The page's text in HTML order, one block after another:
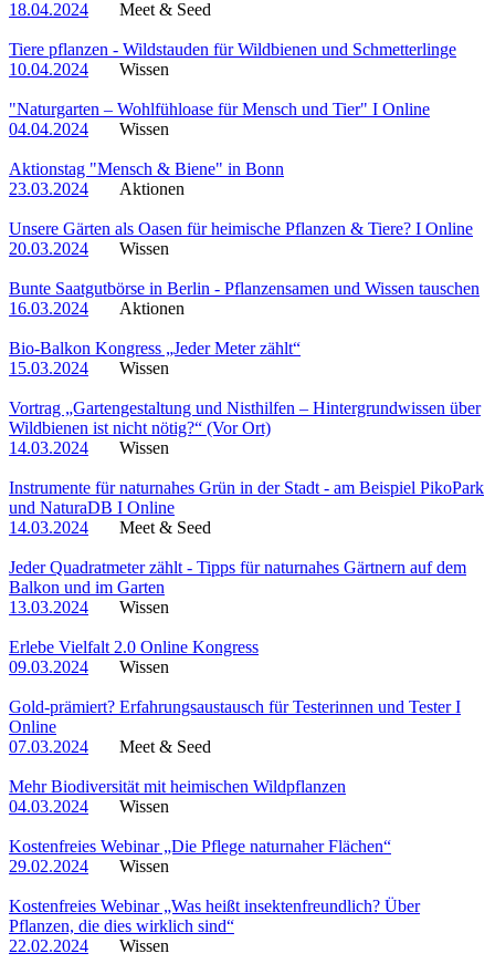
18.04.2024
Meet & Seed
Tiere pflanzen - Wildstauden für Wildbienen und Schmetterlinge
10.04.2024
Wissen
"Naturgarten – Wohlfühloase für Mensch und Tier" I Online
04.04.2024
Wissen
Aktionstag "Mensch & Biene" in Bonn
23.03.2024
Aktionen
Unsere Gärten als Oasen für heimische Pflanzen & Tiere? I Online
20.03.2024
Wissen
Bunte Saatgutbörse in Berlin - Pflanzensamen und Wissen tauschen
16.03.2024
Aktionen
Bio-Balkon Kongress „Jeder Meter zählt“
15.03.2024
Wissen
Vortrag „Gartengestaltung und Nisthilfen – Hintergrundwissen über
Wildbienen ist nicht nötig?“ (Vor Ort)
14.03.2024
Wissen
Instrumente für naturnahes Grün in der Stadt - am Beispiel PikoPark
und NaturaDB I Online
14.03.2024
Meet & Seed
Jeder Quadratmeter zählt - Tipps für naturnahes Gärtnern auf dem
Balkon und im Garten
13.03.2024
Wissen
Erlebe Vielfalt 2.0 Online Kongress
09.03.2024
Wissen
Gold-prämiert? Erfahrungsaustausch für Testerinnen und Tester I
Online
07.03.2024
Meet & Seed
Mehr Biodiversität mit heimischen Wildpflanzen
04.03.2024
Wissen
Kostenfreies Webinar „Die Pflege naturnaher Flächen“
29.02.2024
Wissen
Kostenfreies Webinar „Was heißt insektenfreundlich? Über
Pflanzen, die dies wirklich sind“
22.02.2024
Wissen